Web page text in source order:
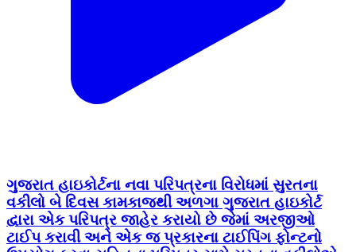
ગુજરાત હાઇકોર્ટના નવા પરિપત્રના વિરોધમાં સુરતના
વકીલો બે દિવસ કામકાજથી અળગા ગુજરાત હાઇકોર્ટ
દ્વારા એક પરિપત્ર જાહેર કરાયો છે જેમાં અરજીઓ
ટાઈપ કરાવી અને એક જ પ્રકારના ટાઈપિંગ ફોન્ટનો